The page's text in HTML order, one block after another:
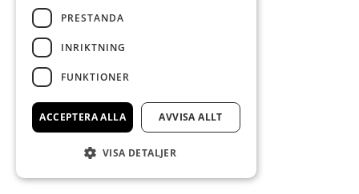
PRESTANDA
INRIKTNING
FUNKTIONER
ACCEPTERA ALLA AVVISA ALLT
VISA DETALJER